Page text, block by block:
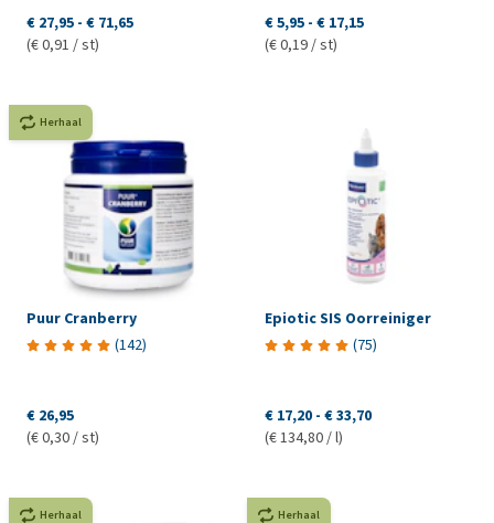
€ 27,95 - € 71,65
(€ 0,91 / st)
€ 5,95 - € 17,15
(€ 0,19 / st)
Herhaal
Puur Cranberry
(142)
€ 26,95
(€ 0,30 / st)
Epiotic SIS Oorreiniger
(75)
€ 17,20 - € 33,70
(€ 134,80 / l)
Herhaal Herhaal